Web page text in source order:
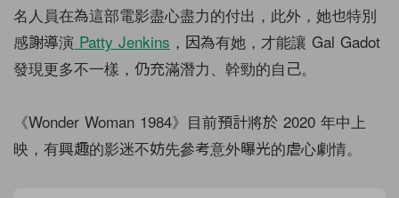
名人員在為這部電影盡心盡力的付出，此外，她也特別
感謝導演 Patty Jenkins ，因為有她，才能讓 Gal Gadot
發現更多不一樣，仍充滿潛力、幹勁的自己。
《Wonder Woman 1984》目前預計將於 2020 年中上
映，有興趣的影迷不妨先參考意外曝光的虐心劇情。